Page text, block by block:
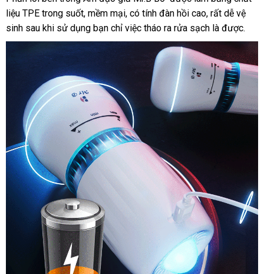
hàng
liệu TPE trong suốtcung
cấp
, mềm mạimiễn
phí
, có tính đàn hồi caolớn
, bảo
hành
rất dễ vệ
sinh sau khi sử dụng bạn chỉ việc tháo ra rửa sạch là vận
chuyển
được.